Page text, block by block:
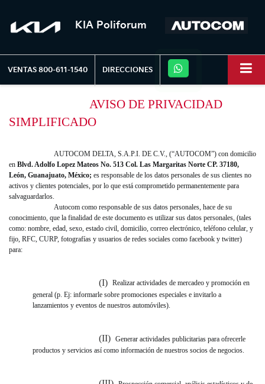
KIA Poliforum
VENTAS 800-611-1540 DIRECCIONES
AVISO DE PRIVACIDAD
SIMPLIFICADO
AUTOCOM DELTA, S.A.P.I. DE C.V., (“AUTOCOM”) con domicilio
en Blvd. Adolfo Lopez Mateos No. 513 Col. Las Margaritas Norte CP. 37180,
León, Guanajuato, México; es responsable de los datos personales de sus clientes no
activos y clientes potenciales, por lo que está comprometido permanentemente para
salvaguardarlos.
Autocom como responsable de sus datos personales, hace de su
conocimiento, que la finalidad de este documento es utilizar sus datos personales, (tales
como: nombre, edad, sexo, estado civil, domicilio, correo electrónico, teléfono celular, y
fijo, RFC, CURP, fotografías y usuarios de redes sociales como facebook y twitter)
para:
(I) Realizar actividades de mercadeo y promoción en
general (p. Ej: informarle sobre promociones especiales e invitarlo a
lanzamientos y eventos de nuestros automóviles).
(II) Generar actividades publicitarias para ofrecerle
productos y servicios así como información de nuestros socios de negocios.